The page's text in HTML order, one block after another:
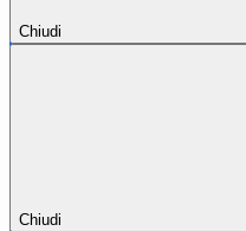
Chiudi
Chiudi